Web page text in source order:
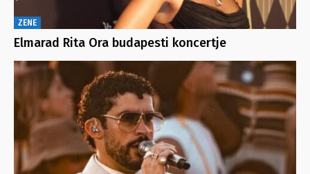
ZENE
Elmarad Rita Ora budapesti koncertje